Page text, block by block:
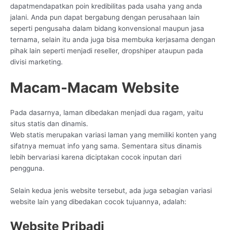
dapatmendapatkan poin kredibilitas pada usaha yang anda
jalani. Anda pun dapat bergabung dengan perusahaan lain
seperti pengusaha dalam bidang konvensional maupun jasa
ternama, selain itu anda juga bisa membuka kerjasama dengan
pihak lain seperti menjadi reseller, dropshiper ataupun pada
divisi marketing.
Macam-Macam Website
Pada dasarnya, laman dibedakan menjadi dua ragam, yaitu
situs statis dan dinamis.
Web statis merupakan variasi laman yang memiliki konten yang
sifatnya memuat info yang sama. Sementara situs dinamis
lebih bervariasi karena diciptakan cocok inputan dari
pengguna.
Selain kedua jenis website tersebut, ada juga sebagian variasi
website lain yang dibedakan cocok tujuannya, adalah:
Website Pribadi